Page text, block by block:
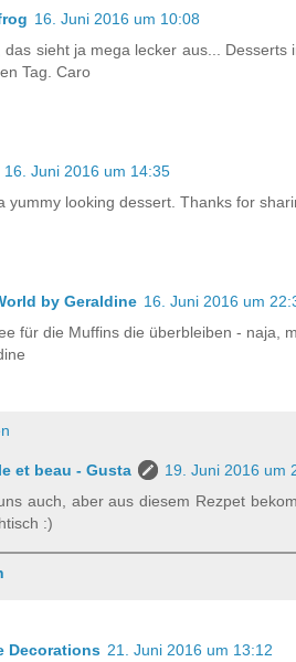
16. Juni 2016 um 10:08
das sieht ja mega lecker aus...
Tag. Caro
16. Juni 2016 um 14:35
yummy looking dessert. Thanks for
by Geraldine 16. Juni 2016 um
für die Muffins die überbleiben - naja,
et beau - Gusta
19. Juni 2016 um
auch, aber aus diesem Rezpet
:)
Decorations 21. Juni 2016 um 13:12